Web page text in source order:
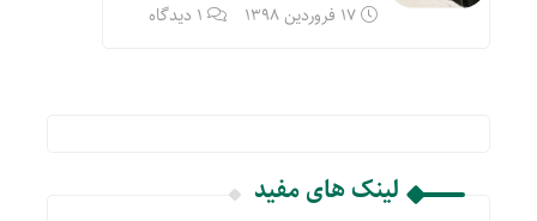
17 فروردین 1398 1 دیدگاه
لینک های مفید